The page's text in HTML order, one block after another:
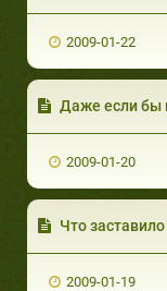
2009-01-22
Даже если бы
2009-01-20
Что
2009-01-19